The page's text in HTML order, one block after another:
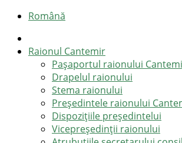
Română
Raionul Cantemir
Pașaportul raionului
Drapelul raionului
Stema raionului
Preşedintele raionului
Dispozițiile președintelui
Vicepreşedinţii raionului